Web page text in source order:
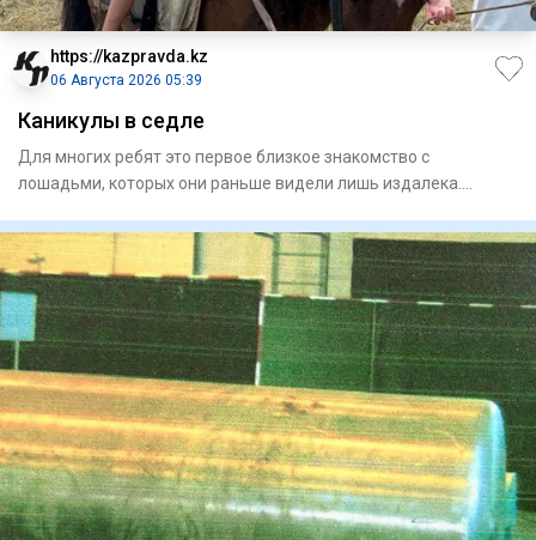
https://kazpravda.kz
06 Августа 2026 05:39
Каникулы в седле
Для многих ребят это первое близкое знакомство с
лошадьми, которых они раньше видели лишь издалека.